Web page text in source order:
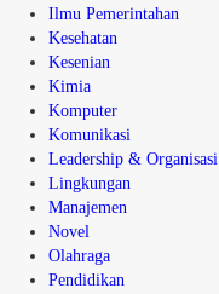
Ilmu Pemerintahan
Kesehatan
Kesenian
Kimia
Komputer
Komunikasi
Leadership & Organisasi
Lingkungan
Manajemen
Novel
Olahraga
Pendidikan